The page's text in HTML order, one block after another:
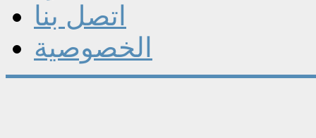
اتصل بنا
الخصوصية